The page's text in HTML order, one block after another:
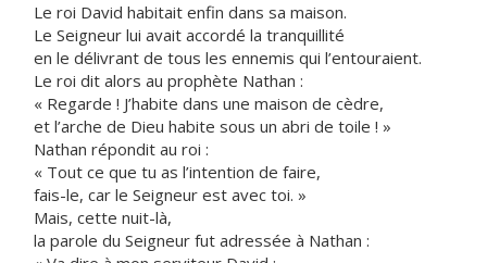
Le roi David habitait enfin dans sa maison.
Le Seigneur lui avait accordé la tranquillité
en le délivrant de tous les ennemis qui l’entouraient.
Le roi dit alors au prophète Nathan :
« Regarde ! J’habite dans une maison de cèdre,
et l’arche de Dieu habite sous un abri de toile ! »
Nathan répondit au roi :
« Tout ce que tu as l’intention de faire,
fais-le, car le Seigneur est avec toi. »
Mais, cette nuit-là,
la parole du Seigneur fut adressée à Nathan :